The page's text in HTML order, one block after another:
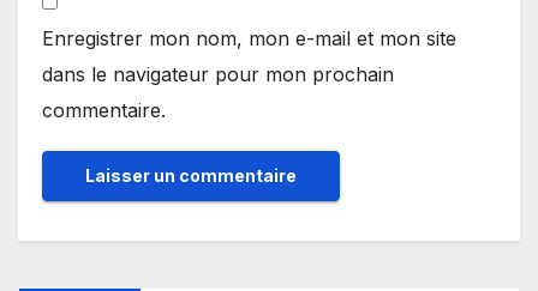
Enregistrer mon nom, mon e-mail et mon site
dans le navigateur pour mon prochain
commentaire.